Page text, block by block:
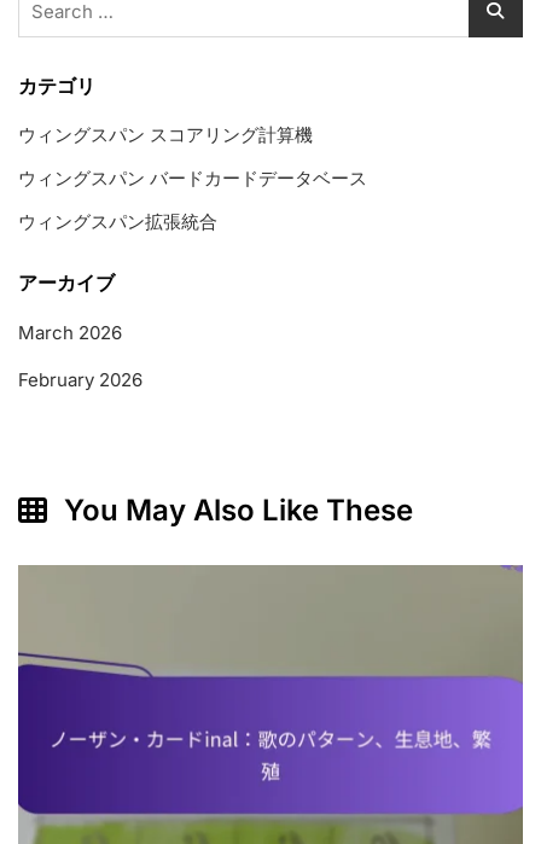
カテゴリ
ウィングスパン スコアリング計算機
ウィングスパン バードカードデータベース
ウィングスパン拡張統合
アーカイブ
March 2026
February 2026
You May Also Like These